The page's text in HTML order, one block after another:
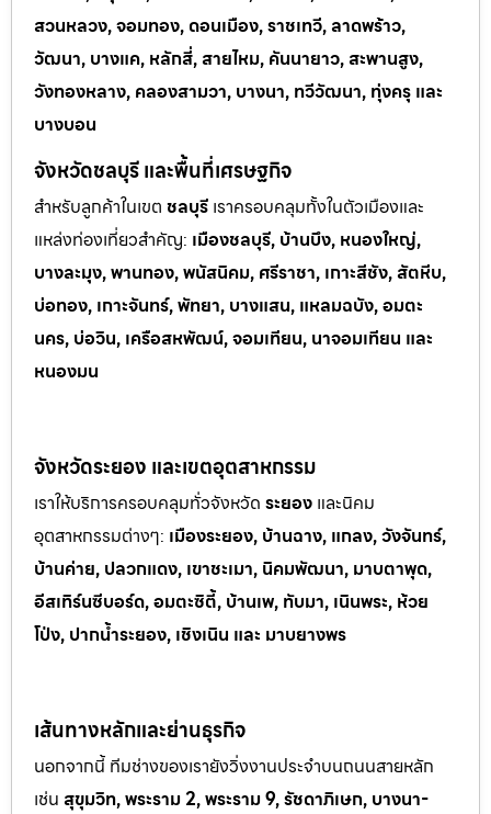
สวนหลวง, จอมทอง, ดอนเมือง, ราชเทวี, ลาดพร้าว,
วัฒนา, บางแค, หลักสี่, สายไหม, คันนายาว, สะพานสูง,
วังทองหลาง, คลองสามวา, บางนา, ทวีวัฒนา, ทุ่งครุ และ
บางบอน
จังหวัดชลบุรี และพื้นที่เศรษฐกิจ
สำหรับลูกค้าในเขต ชลบุรี เราครอบคลุมทั้งในตัวเมืองและ
แหล่งท่องเที่ยวสำคัญ: เมืองชลบุรี, บ้านบึง, หนองใหญ่,
บางละมุง, พานทอง, พนัสนิคม, ศรีราชา, เกาะสีชัง, สัตหีบ,
บ่อทอง, เกาะจันทร์, พัทยา, บางแสน, แหลมฉบัง, อมตะ
นคร, บ่อวิน, เครือสหพัฒน์, จอมเทียน, นาจอมเทียน และ
หนองมน
จังหวัดระยอง และเขตอุตสาหกรรม
เราให้บริการครอบคลุมทั่วจังหวัด ระยอง และนิคม
อุตสาหกรรมต่างๆ: เมืองระยอง, บ้านฉาง, แกลง, วังจันทร์,
บ้านค่าย, ปลวกแดง, เขาชะเมา, นิคมพัฒนา, มาบตาพุด,
อีสเทิร์นซีบอร์ด, อมตะซิตี้, บ้านเพ, ทับมา, เนินพระ, ห้วย
โป่ง, ปากน้ำระยอง, เชิงเนิน และ มาบยางพร
เส้นทางหลักและย่านธุรกิจ
นอกจากนี้ ทีมช่างของเรายังวิ่งงานประจำบนถนนสายหลัก
เช่น สุขุมวิท, พระราม 2, พระราม 9, รัชดาภิเษก, บางนา-